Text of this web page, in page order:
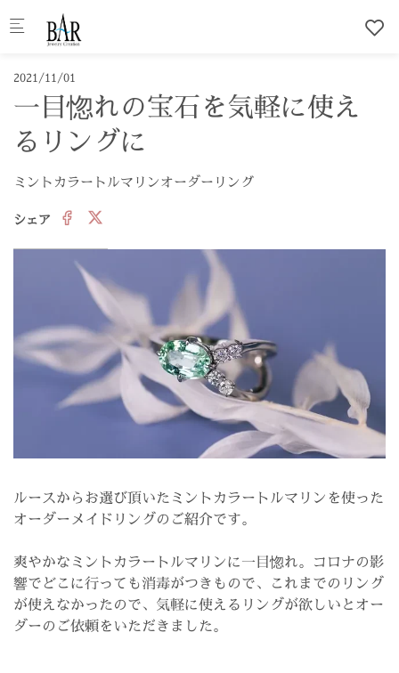
Skip to main content
2021/11/01
一目惚れの宝石を気軽に使え
るリングに
ミントカラートルマリンオーダーリング
シェア
ルースからお選び頂いたミントカラートルマリンを使った
オーダーメイドリングのご紹介です。
爽やかなミントカラートルマリンに一目惚れ。コロナの影
響でどこに行っても消毒がつきもので、これまでのリング
が使えなかったので、気軽に使えるリングが欲しいとオー
ダーのご依頼をいただきました。